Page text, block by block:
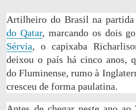
Artilheiro do Brasil na partida
do Qatar, marcando os dois
Sérvia, o capixaba
deixou o país há cinco anos,
do Fluminense, rumo à
cresceu de forma paulatina.